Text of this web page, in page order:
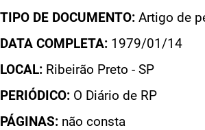
TIPO DE DOCUMENTO: Artigo de
DATA COMPLETA: 1979/01/14
LOCAL: Ribeirão Preto - SP
PERIÓDICO: O Diário de RP
PÁGINAS: não consta